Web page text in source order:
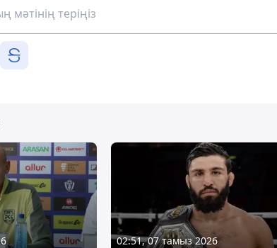
02:51, 07 тамыз 2026